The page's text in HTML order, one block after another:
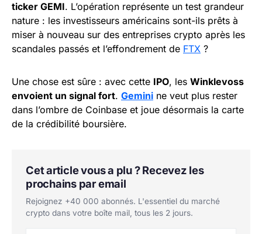
ticker GEMI. L’opération représente un test grandeur
nature : les investisseurs américains sont-ils prêts à
miser à nouveau sur des entreprises crypto après les
scandales passés et l’effondrement de FTX ?
Une chose est sûre : avec cette IPO, les Winklevoss
envoient un signal fort. Gemini ne veut plus rester
dans l’ombre de Coinbase et joue désormais la carte
de la crédibilité boursière.
Cet article vous a plu ? Recevez les
prochains par email
Rejoignez +40 000 abonnés. L'essentiel du marché
crypto dans votre boîte mail, tous les 2 jours.